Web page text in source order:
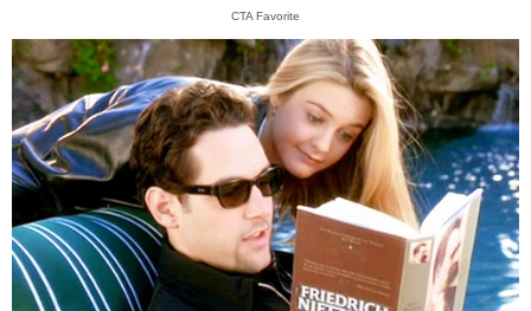
CTA Favorite